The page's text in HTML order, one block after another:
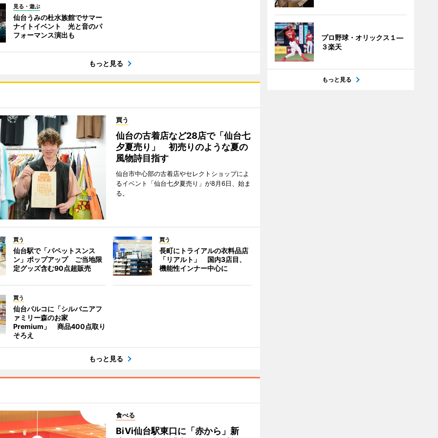
見る・遊ぶ
仙台うみの杜水族館でサマー
ナイトイベント 光と音のパ
フォーマンス演出も
もっと見る
買う
仙台の古着店など28店で「仙台七
夕夏売り」 初売りのような夏の
風物詩目指す
仙台市中心部の古着店やセレクトショップによ
るイベント「仙台七夕夏売り」が8月6日、始ま
る。
買う
仙台駅で「パペットスンス
ン」ポップアップ ご当地限
定グッズ含む90点超販売
買う
長町にトライアルの衣料品店
「リアルト」 国内3店目、
機能性インナー中心に
買う
仙台パルコに「シルバニアフ
ァミリー森のお家
Premium」 商品400点取り
そろえ
もっと見る
食べる
BiVi仙台駅東口に「赤から」新
プロ野球・オリックス１―
３楽天
もっと見る